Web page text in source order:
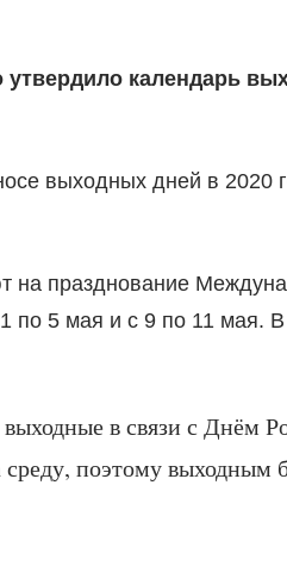
календарь
выходных дней в 2020
празднование
5 мая и с 9 по 11 мая. В
в связи с Днём
поэтому выходным